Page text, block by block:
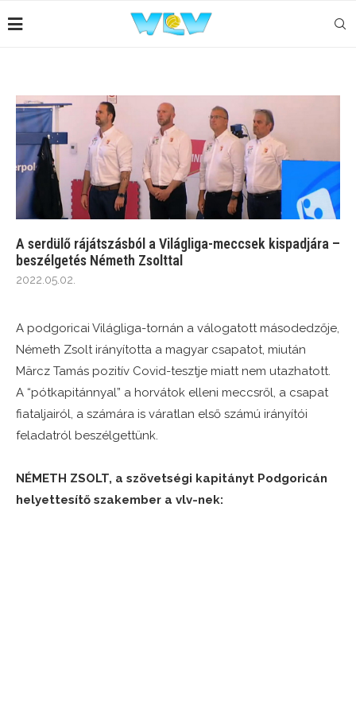
A serdülő rájátszásból a Világliga-meccsek kispadjára –
beszélgetés Németh Zsolttal
2022.05.02.
A podgoricai Világliga-tornán a válogatott másodedzője,
Németh Zsolt irányította a magyar csapatot, miután
Märcz Tamás pozitív Covid-tesztje miatt nem utazhatott.
A “pótkapitánnyal” a horvátok elleni meccsről, a csapat
fiataljairól, a számára is váratlan első számú irányítói
feladatról beszélgettünk.
NÉMETH ZSOLT, a szövetségi kapitányt Podgoricán
helyettesítő szakember a vlv-nek: